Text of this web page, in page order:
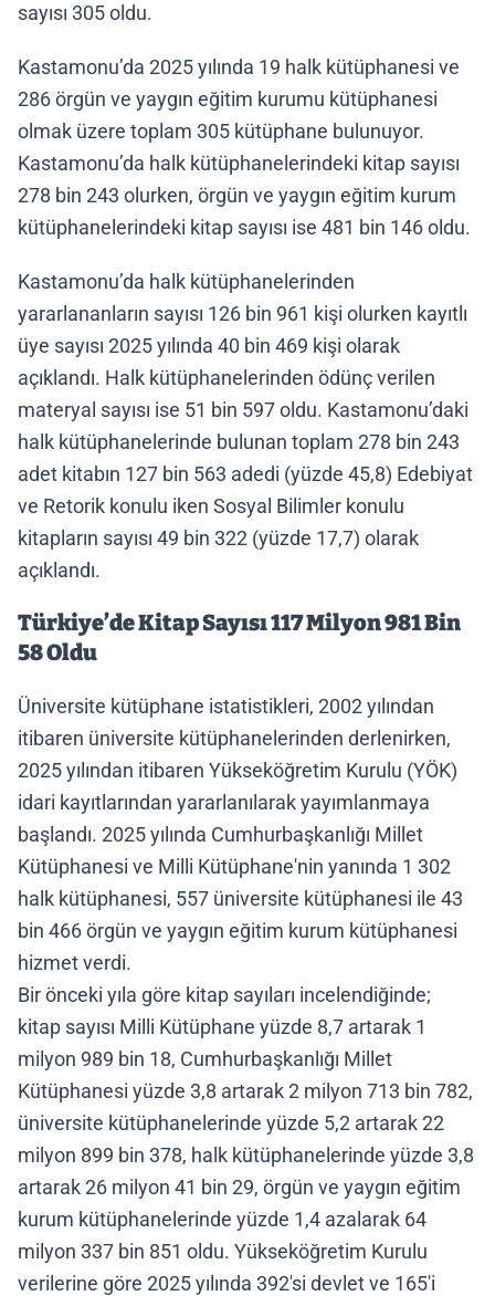
sayısı 305 oldu.
Kastamonu’da 2025 yılında 19 halk kütüphanesi ve
286 örgün ve yaygın eğitim kurumu kütüphanesi
olmak üzere toplam 305 kütüphane bulunuyor.
Kastamonu’da halk kütüphanelerindeki kitap sayısı
278 bin 243 olurken, örgün ve yaygın eğitim kurum
kütüphanelerindeki kitap sayısı ise 481 bin 146 oldu.
Kastamonu’da halk kütüphanelerinden
yararlananların sayısı 126 bin 961 kişi olurken kayıtlı
üye sayısı 2025 yılında 40 bin 469 kişi olarak
açıklandı. Halk kütüphanelerinden ödünç verilen
materyal sayısı ise 51 bin 597 oldu. Kastamonu’daki
halk kütüphanelerinde bulunan toplam 278 bin 243
adet kitabın 127 bin 563 adedi (yüzde 45,8) Edebiyat
ve Retorik konulu iken Sosyal Bilimler konulu
kitapların sayısı 49 bin 322 (yüzde 17,7) olarak
açıklandı.
Türkiye’de Kitap Sayısı 117 Milyon 981 Bin
58 Oldu
Üniversite kütüphane istatistikleri, 2002 yılından
itibaren üniversite kütüphanelerinden derlenirken,
2025 yılından itibaren Yükseköğretim Kurulu (YÖK)
idari kayıtlarından yararlanılarak yayımlanmaya
başlandı. 2025 yılında Cumhurbaşkanlığı Millet
Kütüphanesi ve Milli Kütüphane'nin yanında 1 302
halk kütüphanesi, 557 üniversite kütüphanesi ile 43
bin 466 örgün ve yaygın eğitim kurum kütüphanesi
hizmet verdi.
Bir önceki yıla göre kitap sayıları incelendiğinde;
kitap sayısı Milli Kütüphane yüzde 8,7 artarak 1
milyon 989 bin 18, Cumhurbaşkanlığı Millet
Kütüphanesi yüzde 3,8 artarak 2 milyon 713 bin 782,
üniversite kütüphanelerinde yüzde 5,2 artarak 22
milyon 899 bin 378, halk kütüphanelerinde yüzde 3,8
artarak 26 milyon 41 bin 29, örgün ve yaygın eğitim
kurum kütüphanelerinde yüzde 1,4 azalarak 64
milyon 337 bin 851 oldu. Yükseköğretim Kurulu
verilerine göre 2025 yılında 392'si devlet ve 165'i